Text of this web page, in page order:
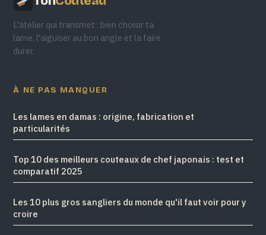
L'atelier qui transmet : bien choisir ta
lame, l'aiguiser au bon angle et la faire
durer.
À NE PAS MANQUER
Les lames en damas : origine, fabrication et
particularités
Top 10 des meilleurs couteaux de chef japonais : test et
comparatif 2025
Les 10 plus gros sangliers du monde qu'il faut voir pour y
croire